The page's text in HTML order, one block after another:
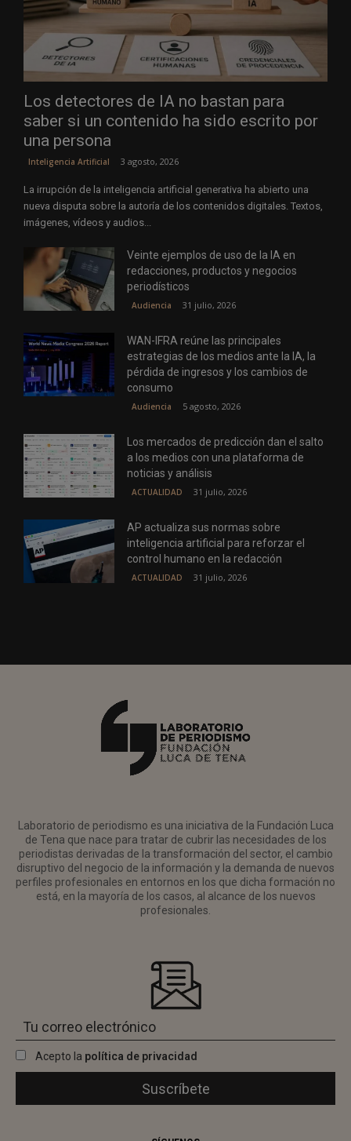
Los detectores de IA no bastan para
saber si un contenido ha sido escrito por
una persona
Inteligencia Artificial 3 agosto, 2026
La irrupción de la inteligencia artificial generativa ha abierto una
nueva disputa sobre la autoría de los contenidos digitales. Textos,
imágenes, vídeos y audios...
Veinte ejemplos de uso de la IA en
redacciones, productos y negocios
periodísticos
Audiencia 31 julio, 2026
WAN-IFRA reúne las principales
estrategias de los medios ante la IA, la
pérdida de ingresos y los cambios de
consumo
Audiencia 5 agosto, 2026
Los mercados de predicción dan el salto
a los medios con una plataforma de
noticias y análisis
ACTUALIDAD 31 julio, 2026
AP actualiza sus normas sobre
inteligencia artificial para reforzar el
control humano en la redacción
ACTUALIDAD 31 julio, 2026
Laboratorio de periodismo es una iniciativa de la Fundación Luca
de Tena que nace para tratar de cubrir las necesidades de los
periodistas derivadas de la transformación del sector, el cambio
disruptivo del negocio de la información y la demanda de nuevos
perfiles profesionales en entornos en los que dicha formación no
está, en la mayoría de los casos, al alcance de los nuevos
profesionales.
Acepto la política de privacidad